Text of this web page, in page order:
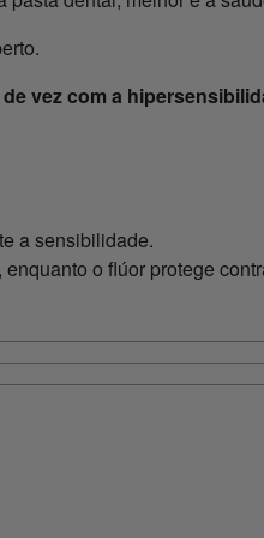
vez com a
a sensibilidade.
o flúor protege